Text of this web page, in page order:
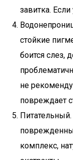
завитка.
стойкие
боится слез,
не
повреждает
комплекс,